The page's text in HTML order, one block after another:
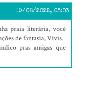
19/08/2022, 05:03
praia literária, você
de fantasia, Vivis.
pras amigas que